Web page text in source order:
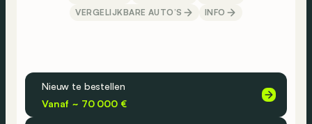
VERGELIJKBARE AUTO’S
INFO
Nieuw te bestellen
Vanaf ~ 70 000 €